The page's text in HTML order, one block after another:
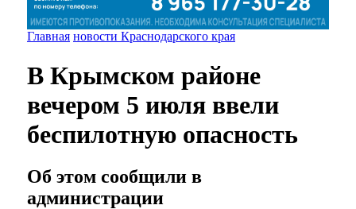
Главная новости Краснодарского края
В Крымском районе
вечером 5 июля ввели
беспилотную опасность
Об этом сообщили в
администрации